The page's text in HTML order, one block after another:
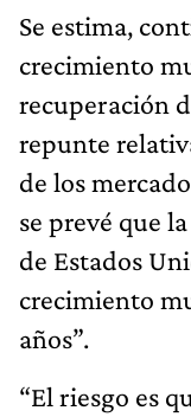
Se estima,
crecimiento
recuperación
repunte
de los
se prevé que
de Estados
crecimiento
años”.
“El riesgo es